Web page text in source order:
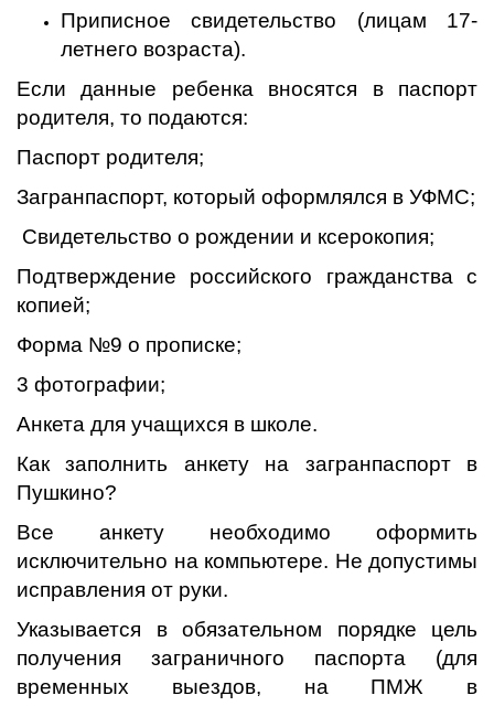
Приписное свидетельство (лицам 17-
летнего возраста).
Если данные ребенка вносятся в паспорт
родителя, то подаются:
Паспорт родителя;
Загранпаспорт, который оформлялся в УФМС;
Свидетельство о рождении и ксерокопия;
Подтверждение российского гражданства с
копией;
Форма №9 о прописке;
3 фотографии;
Анкета для учащихся в школе.
Как заполнить анкету на загранпаспорт в
Пушкино?
Все анкету необходимо оформить
исключительно на компьютере. Не допустимы
исправления от руки.
Указывается в обязательном порядке цель
получения заграничного паспорта (для
временных выездов, на ПМЖ в